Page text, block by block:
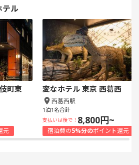
テル
町東
元
変なホテル 東京 西葛西
西葛西駅
1泊1名合計
支払いは後で！ 8,800円~
宿泊費の5%分のポイント還元